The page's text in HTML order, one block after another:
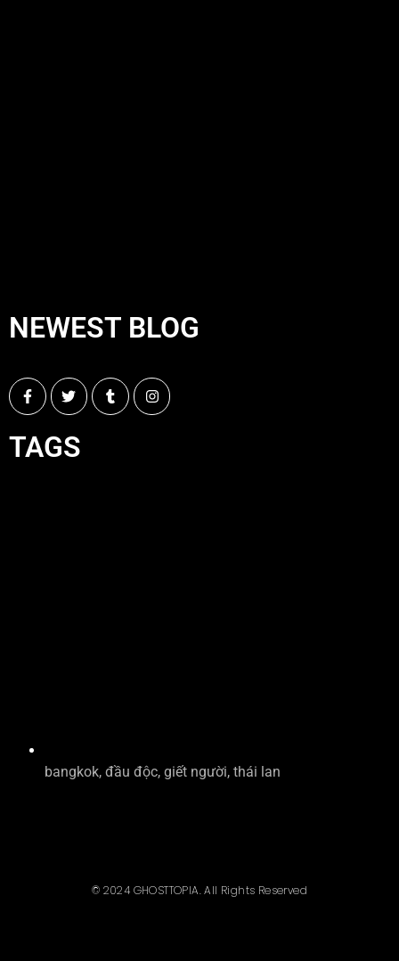
NEWEST BLOG
TAGS
bangkok, đầu độc, giết người, thái lan
© 2024 GHOSTTOPIA. All Rights Reserved